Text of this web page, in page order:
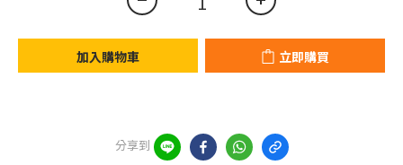
加入購物車 立即購買
分享到